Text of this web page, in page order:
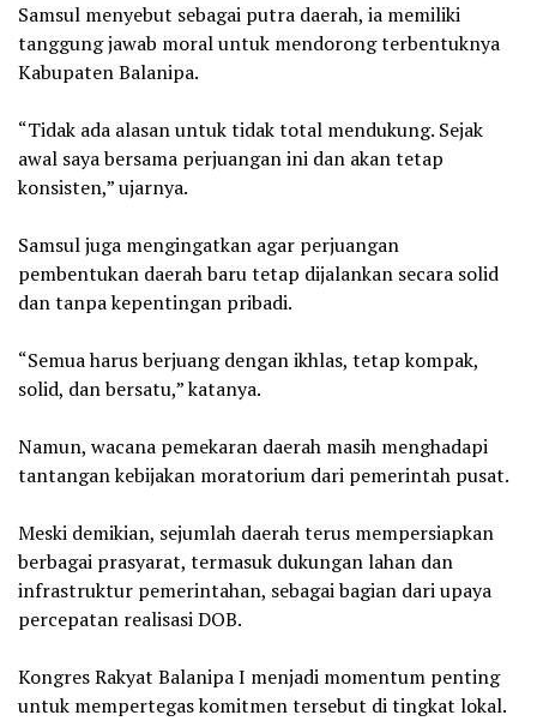
‎Samsul menyebut sebagai putra daerah, ia memiliki
tanggung jawab moral untuk mendorong terbentuknya
Kabupaten Balanipa.
‎“Tidak ada alasan untuk tidak total mendukung. Sejak
awal saya bersama perjuangan ini dan akan tetap
konsisten,” ujarnya.
‎Samsul juga mengingatkan agar perjuangan
pembentukan daerah baru tetap dijalankan secara solid
dan tanpa kepentingan pribadi.
‎“Semua harus berjuang dengan ikhlas, tetap kompak,
solid, dan bersatu,” katanya.
‎Namun, wacana pemekaran daerah masih menghadapi
tantangan kebijakan moratorium dari pemerintah pusat.
‎Meski demikian, sejumlah daerah terus mempersiapkan
berbagai prasyarat, termasuk dukungan lahan dan
infrastruktur pemerintahan, sebagai bagian dari upaya
percepatan realisasi DOB.
‎Kongres Rakyat Balanipa I menjadi momentum penting
untuk mempertegas komitmen tersebut di tingkat lokal.